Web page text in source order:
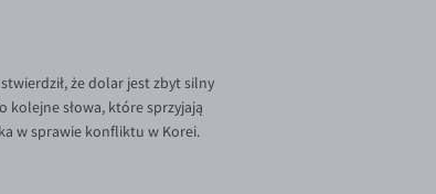
że dolar jest zbyt silny
kolejne słowa, które sprzyjają
w sprawie konfliktu w Korei.